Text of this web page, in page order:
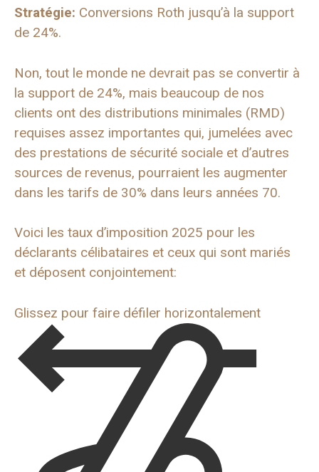
Stratégie: Conversions Roth jusqu’à la support
de 24%.
Non, tout le monde ne devrait pas se convertir à
la support de 24%, mais beaucoup de nos
clients ont des distributions minimales (RMD)
requises assez importantes qui, jumelées avec
des prestations de sécurité sociale et d’autres
sources de revenus, pourraient les augmenter
dans les tarifs de 30% dans leurs années 70.
Voici les taux d’imposition 2025 pour les
déclarants célibataires et ceux qui sont mariés
et déposent conjointement:
Glissez pour faire défiler horizontalement